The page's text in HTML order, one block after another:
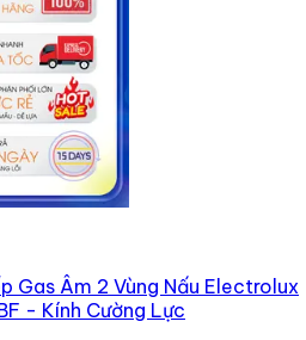
Gas Âm 2 Vùng Nấu Electrolux
- Kính Cường Lực